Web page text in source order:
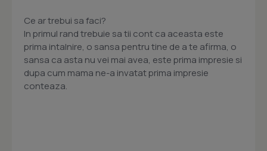
Ce ar trebui sa faci?
In primul rand trebuie sa tii cont ca aceasta este
prima intalnire, o sansa pentru tine de a te afirma, o
sansa ca asta nu vei mai avea, este prima impresie si
dupa cum mama ne-a invatat prima impresie
conteaza.